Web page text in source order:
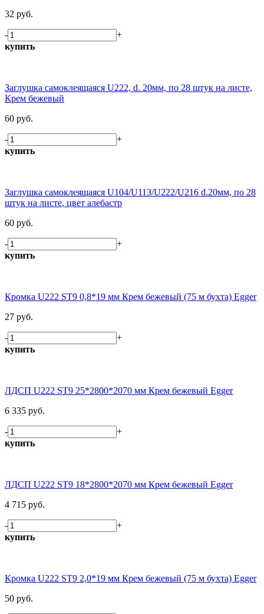
32 руб.
-
+
купить
Заглушка самоклеящаяся U222, d. 20мм, по 28 штук на листе,
Крем бежевый
60 руб.
-
+
купить
Заглушка самоклеящаяся U104/U113/U222/U216 d.20мм, по 28
штук на листе, цвет алебастр
60 руб.
-
+
купить
Кромка U222 ST9 0,8*19 мм Крем бежевый (75 м бухта) Egger
27 руб.
-
+
купить
ЛДСП U222 ST9 25*2800*2070 мм Крем бежевый Egger
6 335 руб.
-
+
купить
ЛДСП U222 ST9 18*2800*2070 мм Крем бежевый Egger
4 715 руб.
-
+
купить
Кромка U222 ST9 2,0*19 мм Крем бежевый (75 м бухта) Egger
50 руб.